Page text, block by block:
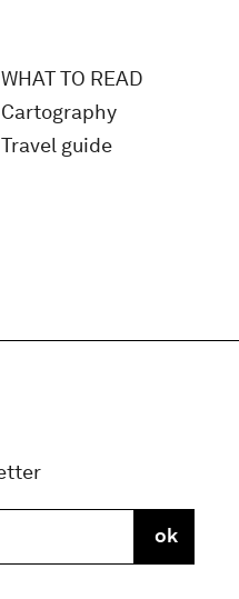
WHAT TO READ
Cartography
Travel guide